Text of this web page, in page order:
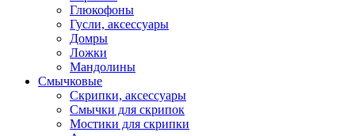
Глюкофоны
Гусли, аксессуары
Домры
Ложки
Мандолины
Смычковые
Скрипки, аксессуары
Смычки для скрипок
Мостики для скрипки